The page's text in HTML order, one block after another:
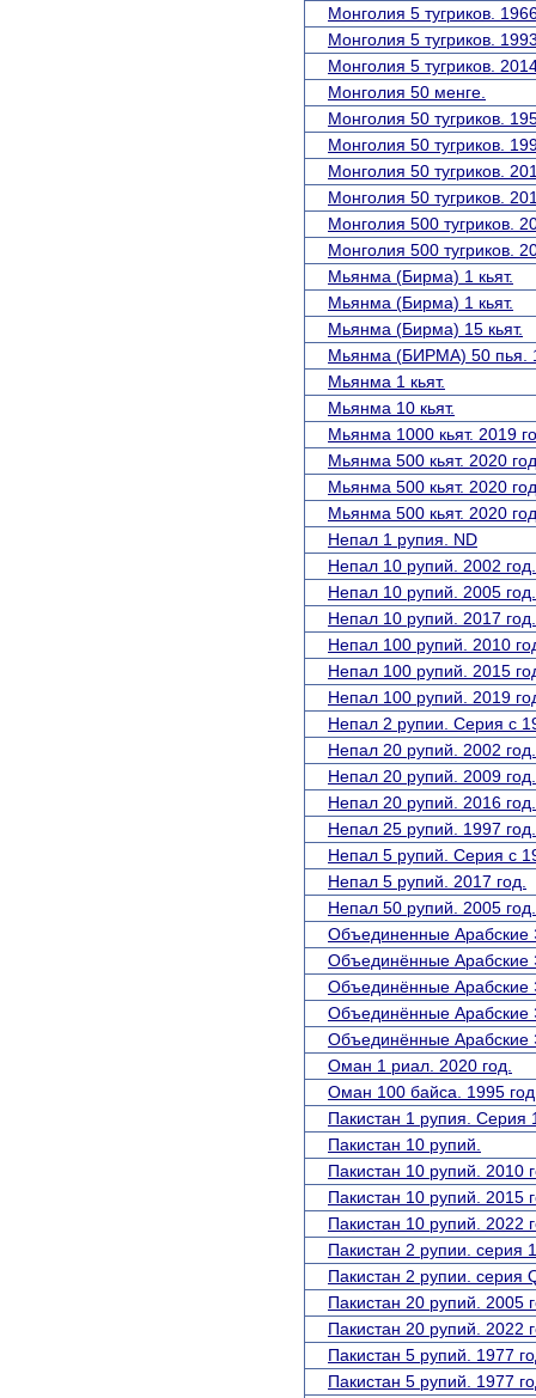
Монголия 5 тугриков.
Монголия 5 тугриков.
Монголия 5 тугриков.
Монголия 50 менге.
Монголия 50 тугриков.
Монголия 50 тугриков.
Монголия 50 тугриков.
Монголия 50 тугриков.
Монголия 500 тугриков.
Монголия 500 тугриков.
Мьянма (Бирма) 1 кьят.
Мьянма (Бирма) 1 кьят.
Мьянма (Бирма) 15 кьят.
Мьянма (БИРМА) 50 пья.
Мьянма 1 кьят.
Мьянма 10 кьят.
Мьянма 1000 кьят. 2019
Мьянма 500 кьят. 2020
Мьянма 500 кьят. 2020
Мьянма 500 кьят. 2020
Непал 1 рупия. ND
Непал 10 рупий. 2002
Непал 10 рупий. 2005 год.
Непал 10 рупий. 2017 год.
Непал 100 рупий. 2010
Непал 100 рупий. 2015
Непал 100 рупий. 2019
Непал 2 рупии. Серия с
Непал 20 рупий. 2002 год.
Непал 20 рупий. 2009 год.
Непал 20 рупий. 2016 год.
Непал 25 рупий. 1997 год.
Непал 5 рупий. Серия с
Непал 5 рупий. 2017 год.
Непал 50 рупий. 2005 год.
Объединенные Арабские
Объединённые Арабские
Объединённые Арабские
Объединённые Арабские
Объединённые Арабские
Оман 1 риал. 2020 год.
Оман 100 байса. 1995
Пакистан 1 рупия. Серия
Пакистан 10 рупий.
Пакистан 10 рупий. 2010
Пакистан 10 рупий. 2015
Пакистан 10 рупий. 2022
Пакистан 2 рупии. серия
Пакистан 2 рупии. серия
Пакистан 20 рупий. 2005
Пакистан 20 рупий. 2022
Пакистан 5 рупий. 1977
Пакистан 5 рупий. 1977